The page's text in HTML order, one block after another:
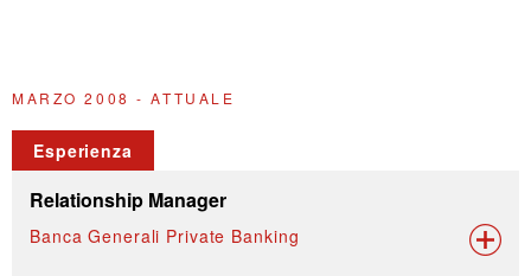
MARZO 2008 - ATTUALE
Esperienza
Relationship Manager
Banca Generali Private Banking